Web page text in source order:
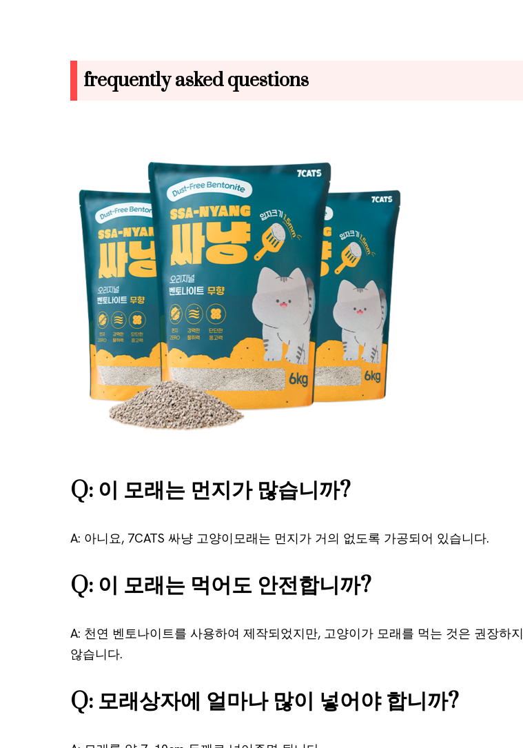
frequently asked questions
Q: 이 모래는 먼지가 많습니까?
A: 아니요, 7CATS 싸냥 고양이모래는 먼지가 거의 없도록 가공되어 있습니다.
Q: 이 모래는 먹어도 안전합니까?
A: 천연 벤토나이트를 사용하여 제작되었지만, 고양이가 모래를 먹는 것은 권장하지
않습니다.
Q: 모래상자에 얼마나 많이 넣어야 합니까?